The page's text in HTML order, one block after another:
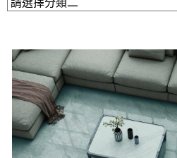
捷運： 中和線【頂溪站 2 號
原Line已滿 無法加Line
LINE